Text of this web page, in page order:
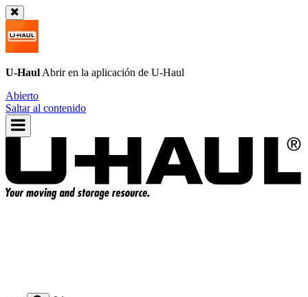
U-Haul Abrir en la aplicación de U-Haul
Abierto
Saltar al contenido